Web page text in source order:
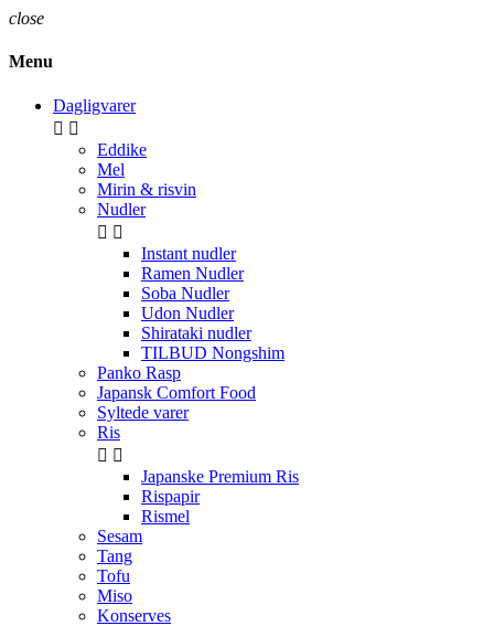
close
Menu
Dagligvarer
 
Eddike
Mel
Mirin & risvin
Nudler
 
Instant nudler
Ramen Nudler
Soba Nudler
Udon Nudler
Shirataki nudler
TILBUD Nongshim
Panko Rasp
Japansk Comfort Food
Syltede varer
Ris
 
Japanske Premium Ris
Rispapir
Rismel
Sesam
Tang
Tofu
Miso
Konserves